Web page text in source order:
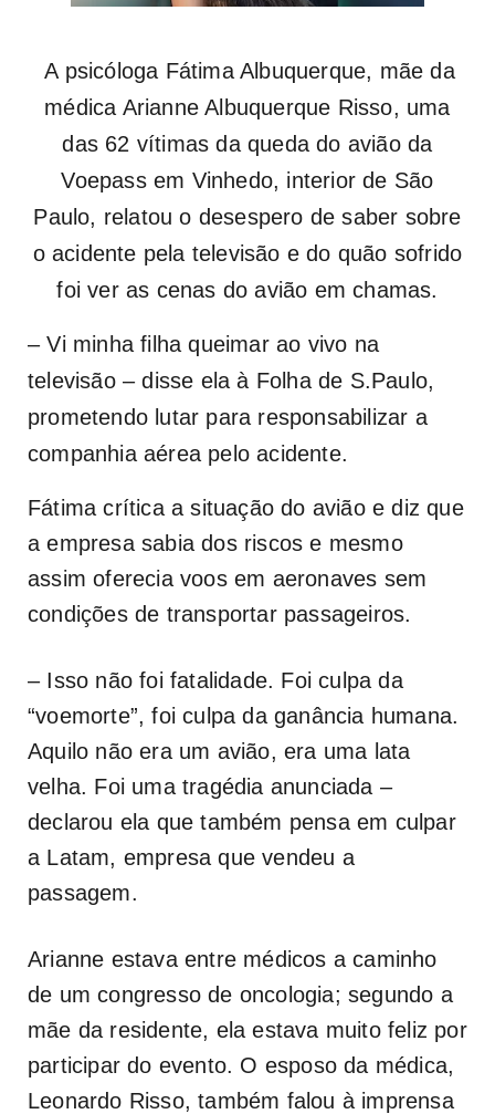
A psicóloga Fátima Albuquerque, mãe da
médica Arianne Albuquerque Risso, uma
das 62 vítimas da queda do avião da
Voepass em Vinhedo, interior de São
Paulo, relatou o desespero de saber sobre
o acidente pela televisão e do quão sofrido
foi ver as cenas do avião em chamas.
– Vi minha filha queimar ao vivo na
televisão – disse ela à Folha de S.Paulo,
prometendo lutar para responsabilizar a
companhia aérea pelo acidente.
Fátima crítica a situação do avião e diz que
a empresa sabia dos riscos e mesmo
assim oferecia voos em aeronaves sem
condições de transportar passageiros.
– Isso não foi fatalidade. Foi culpa da
“voemorte”, foi culpa da ganância humana.
Aquilo não era um avião, era uma lata
velha. Foi uma tragédia anunciada –
declarou ela que também pensa em culpar
a Latam, empresa que vendeu a
passagem.
Arianne estava entre médicos a caminho
de um congresso de oncologia; segundo a
mãe da residente, ela estava muito feliz por
participar do evento. O esposo da médica,
Leonardo Risso, também falou à imprensa